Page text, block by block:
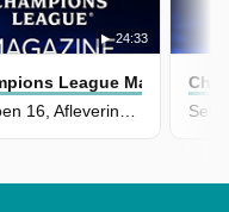
24:33
League Magazine